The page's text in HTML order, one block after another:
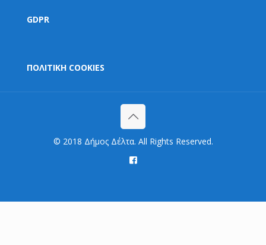
GDPR
ΠΟΛΙΤΙΚΗ COOKIES
© 2018 Δήμος Δέλτα. All Rights Reserved.